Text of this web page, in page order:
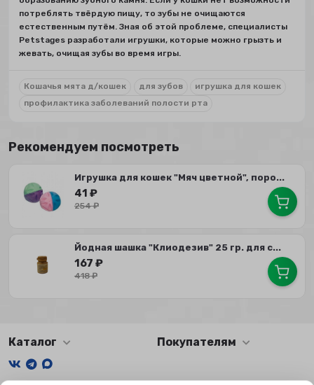
потреблять твёрдую пищу, то зубы не очищаются
естественным путём. Зная об этой проблеме, специалисты
Petstages разработали игрушки, которые можно грызть и
жевать, очищая зубы во время игры.
Кошачья мята д/кошек для зубов
игрушка для кошек
профилактика заболеваний полости рта
Рекомендуем посмотреть
Игрушка для кошек "Мяч цветной", поро...
41 ₽
254₽
Йодная шашка "Клиодезив" 25 гр. для с...
167 ₽
418₽
Каталог Покупателям